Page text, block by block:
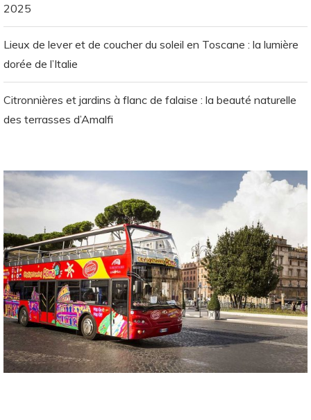
2025
Lieux de lever et de coucher du soleil en Toscane : la lumière
dorée de l’Italie
Citronnières et jardins à flanc de falaise : la beauté naturelle
des terrasses d’Amalfi